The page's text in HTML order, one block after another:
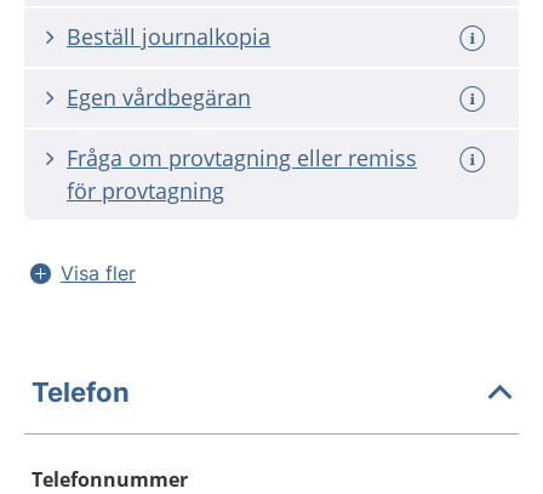
Beställ journalkopia
Egen vårdbegäran
Fråga om provtagning eller remiss
för provtagning
Visa fler
Telefon
Telefonnummer